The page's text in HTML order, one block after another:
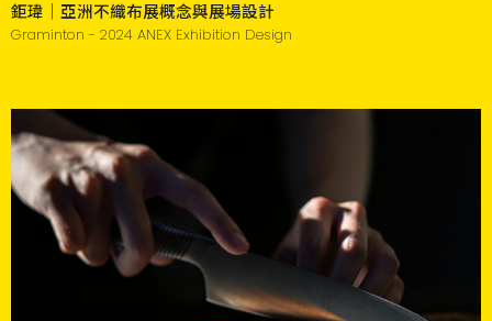
鉅瑋｜亞洲不織布展概念與展場設計
Graminton - 2024 ANEX Exhibition Design